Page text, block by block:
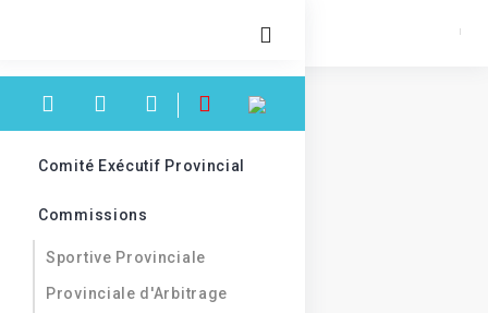
Comité Exécutif Provincial
Commissions
Sportive Provinciale
Provinciale d'Arbitrage